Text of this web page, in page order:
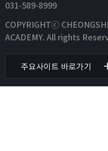
031-589-8999
COPYRIGHTⓒ
ACADEMY. All rights
주요사이트 바로가기